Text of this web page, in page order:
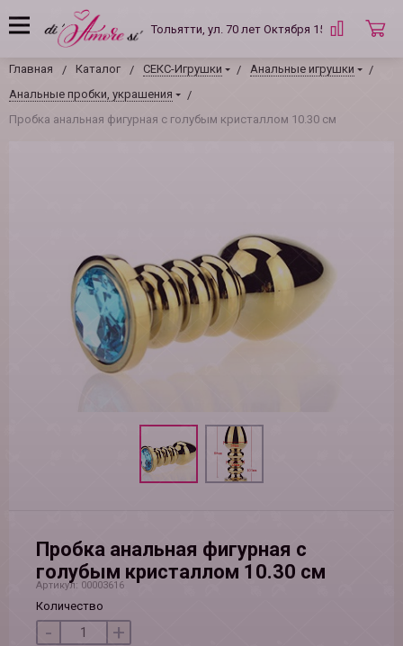
Тольятти, ул. 70 лет Октября 15 Б
Главная Каталог СЕКС-Игрушки
Анальные игрушки
Анальные пробки, украшения
Пробка анальная фигурная с голубым кристаллом 10.30 см
Пробка анальная фигурная с
голубым кристаллом 10.30 см
Артикул: 00003616
Количество
- +